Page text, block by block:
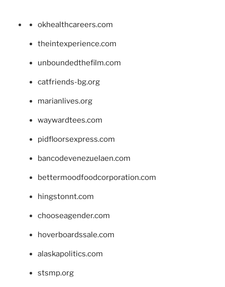
okhealthcareers.com
theintexperience.com
unboundedthefilm.com
catfriends-bg.org
marianlives.org
waywardtees.com
pidfloorsexpress.com
bancodevenezuelaen.com
bettermoodfoodcorporation.com
hingstonnt.com
chooseagender.com
hoverboardssale.com
alaskapolitics.com
stsmp.org